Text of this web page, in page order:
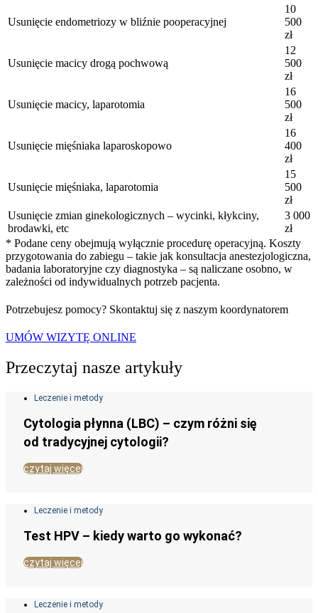
Usunięcie endometriozy w bliźnie pooperacyjnej
10
500
zł
Usunięcie macicy drogą pochwową
12
500
zł
Usunięcie macicy, laparotomia
16
500
zł
Usunięcie mięśniaka laparoskopowo
16
400
zł
Usunięcie mięśniaka, laparotomia
15
500
zł
Usunięcie zmian ginekologicznych – wycinki, kłykciny,
brodawki, etc
3 000
zł
* Podane ceny obejmują wyłącznie procedurę operacyjną. Koszty
przygotowania do zabiegu – takie jak konsultacja anestezjologiczna,
badania laboratoryjne czy diagnostyka – są naliczane osobno, w
zależności od indywidualnych potrzeb pacjenta.
Potrzebujesz pomocy? Skontaktuj się z naszym koordynatorem
UMÓW WIZYTĘ ONLINE
Przeczytaj nasze artykuły
Leczenie i metody
Cytologia płynna (LBC) – czym różni się
od tradycyjnej cytologii?
czytaj więcej
Leczenie i metody
Test HPV – kiedy warto go wykonać?
czytaj więcej
Leczenie i metody